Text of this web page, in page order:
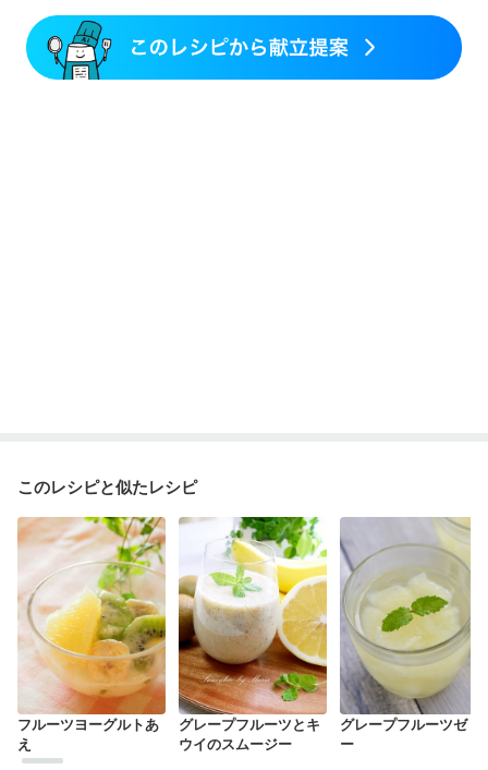
このレシピと似たレシピ
フルーツヨーグルトあ
え
グレープフルーツとキ
ウイのスムージー
グレープフルーツゼリ
ー